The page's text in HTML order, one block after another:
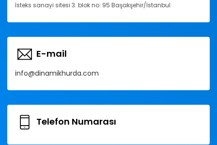
İsteks sanayi sitesi 3. blok no: 95 Başakşehir/İstanbul
E-mail
info@dinamikhurda.com
Telefon Numarası